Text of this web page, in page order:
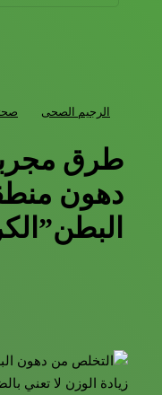
الرجيم الصحى
طرق
دهون
زيادة الوزن لا تعني